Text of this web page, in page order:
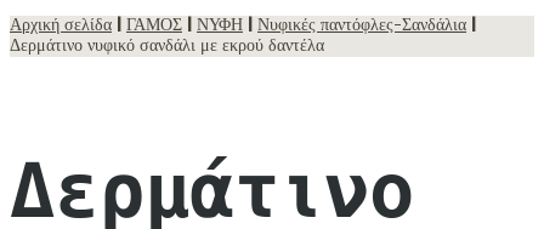
Αρχική σελίδα ΓΑΜΟΣ ΝΥΦΗ Νυφικές παντόφλες-Σανδάλια
Δερμάτινο νυφικό σανδάλι με εκρού δαντέλα
Δερμάτινο